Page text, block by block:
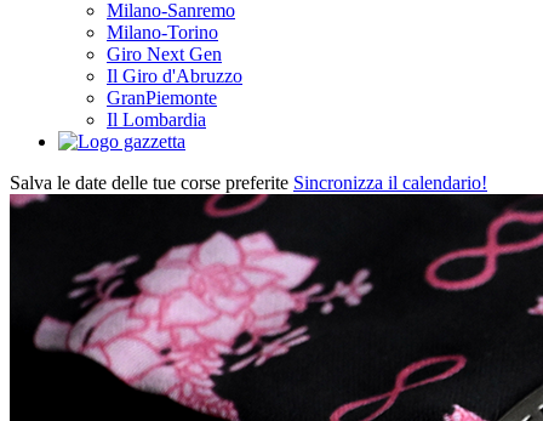
Milano-Sanremo
Milano-Torino
Giro Next Gen
Il Giro d'Abruzzo
GranPiemonte
Il Lombardia
Salva le date delle tue corse preferite Sincronizza il calendario!